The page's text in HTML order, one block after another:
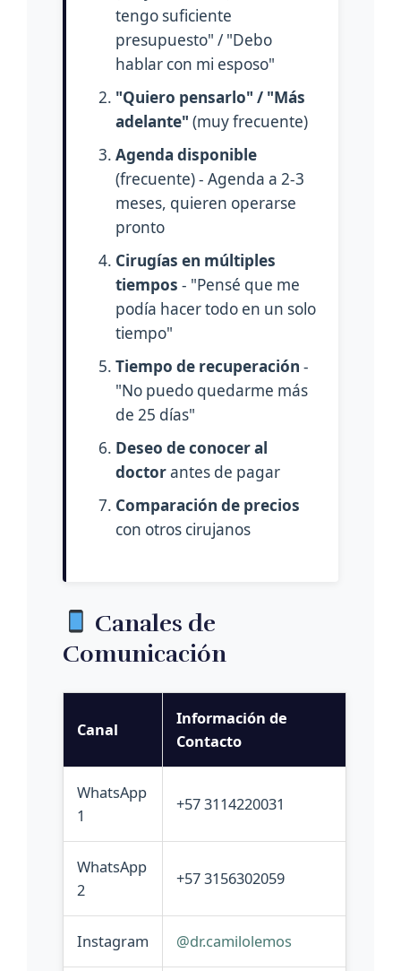
tengo suficiente
presupuesto" / "Debo
hablar con mi esposo"
"Quiero pensarlo" / "Más
adelante" (muy frecuente)
Agenda disponible
(frecuente) - Agenda a 2-3
meses, quieren operarse
pronto
Cirugías en múltiples
tiempos - "Pensé que me
podía hacer todo en un solo
tiempo"
Tiempo de recuperación -
"No puedo quedarme más
de 25 días"
Deseo de conocer al
doctorantes de pagar
Comparación de precios
con otros cirujanos
Canales de
Comunicación
Canal
Información de
Contacto
WhatsApp
1
+57 3114220031
WhatsApp
2
+57 3156302059
Instagram @dr.camilolemos